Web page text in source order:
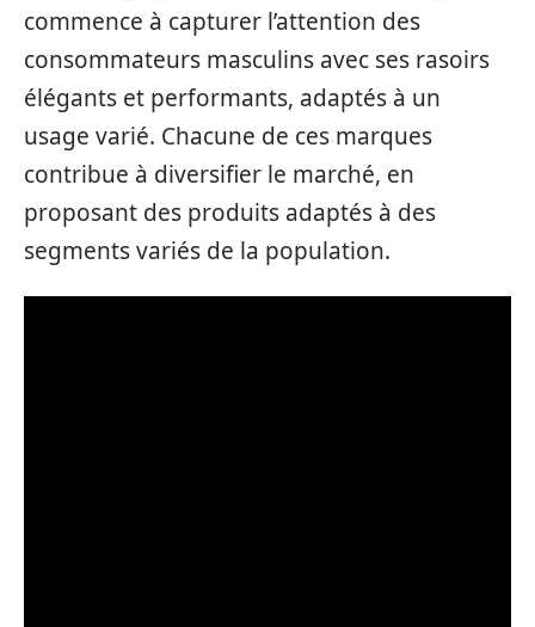
commence à capturer l’attention des
consommateurs masculins avec ses rasoirs
élégants et performants, adaptés à un
usage varié. Chacune de ces marques
contribue à diversifier le marché, en
proposant des produits adaptés à des
segments variés de la population.